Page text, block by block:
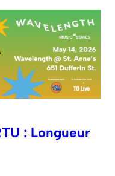
: Longueur